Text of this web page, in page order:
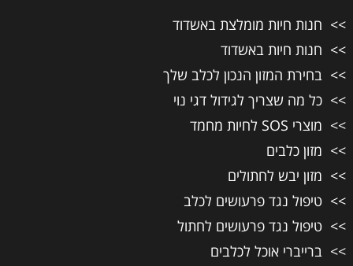
חנות חיות מומלצת באשדוד
חנות חיות באשדוד
בחירת המזון הנכון לכלב שלך
כל מה שצריך לגידול דגי נוי
מוצרי SOS לחיות מחמד
מזון כלבים
מזון יבש לחתולים
טיפול נגד פרעושים לכלב
טיפול נגד פרעושים לחתול
ברייברי אוכל לכלבים